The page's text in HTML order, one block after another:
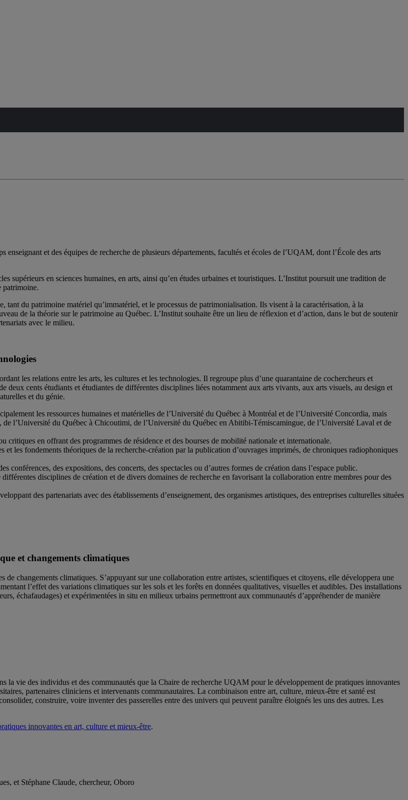
enseignant et des équipes de recherche de plusieurs départements, facultés et écoles de l’UQAM, dont l’École des arts
supérieurs en sciences humaines, en arts, ainsi qu’en études urbaines et touristiques. L’Institut poursuit une tradition de
patrimoine.
du patrimoine matériel qu’immatériel, et le processus de patrimonialisation. Ils visent à la caractérisation, à la
de la théorie sur le patrimoine au Québec. L’Institut souhaite être un lieu de réflexion et d’action, dans le but de soutenir
avec le milieu.
les relations entre les arts, les cultures et les technologies. Il regroupe plus d’une quarantaine de cochercheurs et
deux cents étudiants et étudiantes de différentes disciplines liées notamment aux arts vivants, aux arts visuels, au design et
et du génie.
les ressources humaines et matérielles de l’Université du Québec à Montréal et de l’Université Concordia, mais
l’Université du Québec à Chicoutimi, de l’Université du Québec en Abitibi-Témiscamingue, de l’Université Laval et de
en offrant des programmes de résidence et des bourses de mobilité nationale et internationale.
les fondements théoriques de la recherche-création par la publication d’ouvrages imprimés, de chroniques radiophoniques
conférences, des expositions, des concerts, des spectacles ou d’autres formes de création dans l’espace public.
disciplines de création et de divers domaines de recherche en favorisant la collaboration entre membres pour des
des partenariats avec des établissements d’enseignement, des organismes artistiques, des entreprises culturelles situées
et changements climatiques
changements climatiques. S’appuyant sur une collaboration entre artistes, scientifiques et citoyens, elle développera une
l’effet des variations climatiques sur les sols et les forêts en données qualitatives, visuelles et audibles. Des installations
échafaudages) et expérimentées in situ en milieux urbains permettront aux communautés d’appréhender de manière
la vie des individus et des communautés que la Chaire de recherche UQAM pour le développement de pratiques innovantes
partenaires cliniciens et intervenants communautaires. La combinaison entre art, culture, mieux-être et santé est
construire, voire inventer des passerelles entre des univers qui peuvent paraître éloignés les uns des autres. Les
innovantes en art, culture et mieux-être.
et Stéphane Claude, chercheur, Oboro